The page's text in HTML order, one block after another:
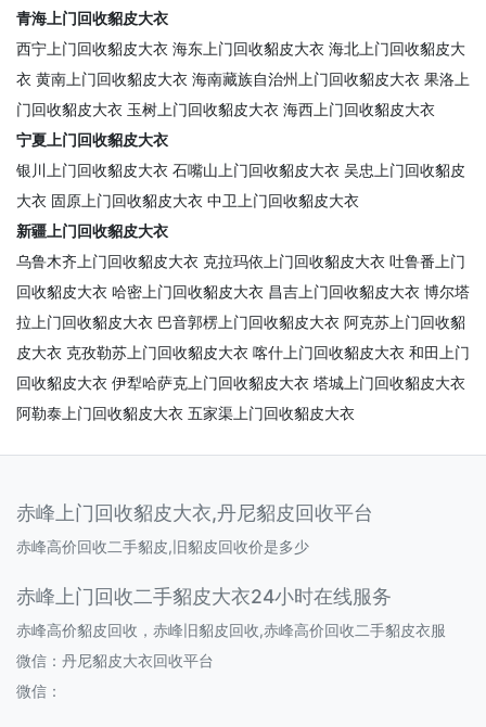
青海上门回收貂皮大衣
西宁上门回收貂皮大衣 海东上门回收貂皮大衣 海北上门回收貂皮大
衣 黄南上门回收貂皮大衣 海南藏族自治州上门回收貂皮大衣 果洛上
门回收貂皮大衣 玉树上门回收貂皮大衣 海西上门回收貂皮大衣
宁夏上门回收貂皮大衣
银川上门回收貂皮大衣 石嘴山上门回收貂皮大衣 吴忠上门回收貂皮
大衣 固原上门回收貂皮大衣 中卫上门回收貂皮大衣
新疆上门回收貂皮大衣
乌鲁木齐上门回收貂皮大衣 克拉玛依上门回收貂皮大衣 吐鲁番上门
回收貂皮大衣 哈密上门回收貂皮大衣 昌吉上门回收貂皮大衣 博尔塔
拉上门回收貂皮大衣 巴音郭楞上门回收貂皮大衣 阿克苏上门回收貂
皮大衣 克孜勒苏上门回收貂皮大衣 喀什上门回收貂皮大衣 和田上门
回收貂皮大衣 伊犁哈萨克上门回收貂皮大衣 塔城上门回收貂皮大衣
阿勒泰上门回收貂皮大衣 五家渠上门回收貂皮大衣
赤峰上门回收貂皮大衣,丹尼貂皮回收平台
赤峰高价回收二手貂皮,旧貂皮回收价是多少
赤峰上门回收二手貂皮大衣24小时在线服务
赤峰高价貂皮回收，赤峰旧貂皮回收,赤峰高价回收二手貂皮衣服
微信：丹尼貂皮大衣回收平台
微信：